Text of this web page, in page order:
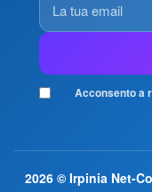
tua
email
Acconsento a
2026 © Irpinia Net-